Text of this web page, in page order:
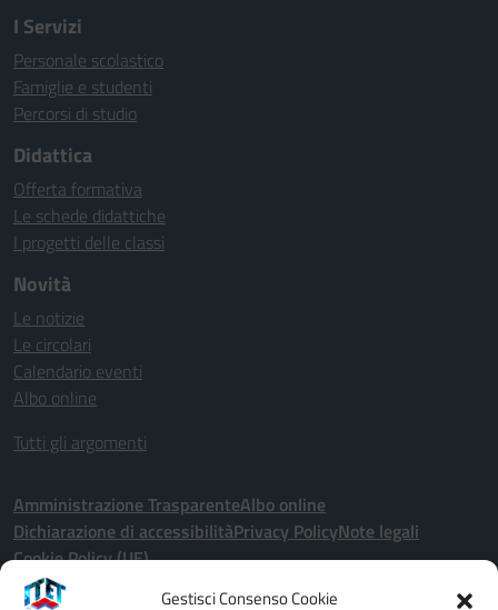
Gestisci Consenso Cookie
I Servizi
Personale scolastico
Famiglie e studenti
Percorsi di studio
Didattica
Offerta formativa
Le schede didattiche
I progetti delle classi
Novità
Le notizie
Le circolari
Calendario eventi
Albo online
Tutti gli argomenti
Amministrazione TrasparenteAlbo online
Dichiarazione di accessibilitàPrivacy PolicyNote legali
Cookie Policy (UE)
Seguici su: